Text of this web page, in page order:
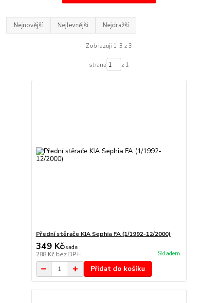
Nejnovější Nejlevnější Nejdražší
Zobrazuji 1-3 z 3
strana z 1
Přední stěrače KIA Sephia FA (1/1992-12/2000)
349 Kč/sada
288 Kč bez DPH Skladem
Přidat do košíku